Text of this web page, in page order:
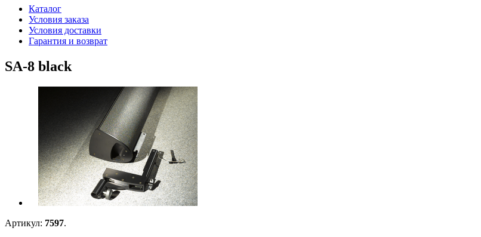
Каталог
Условия заказа
Условия доставки
Гарантия и возврат
SA-8 black
Артикул: 7597.